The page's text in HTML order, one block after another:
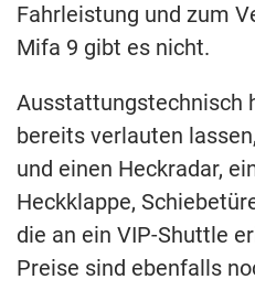
Fahrleistung und zum
Mifa 9 gibt es nicht.
Ausstattungstechnisch
bereits verlauten
und einen Heckradar,
Heckklappe,
die an ein VIP-Shuttle
Preise sind ebenfalls